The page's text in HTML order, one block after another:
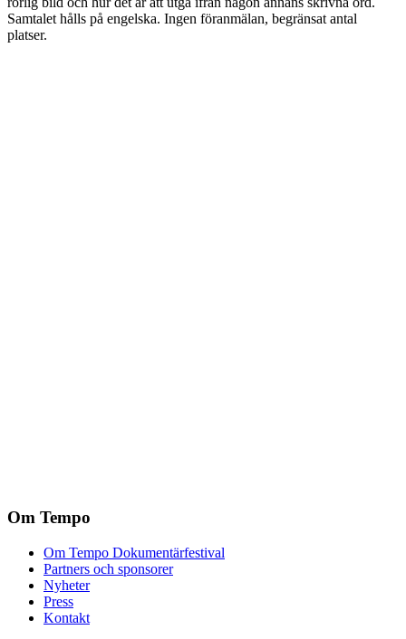
Samtalet hålls på engelska. Ingen föranmälan, begränsat antal
platser.
Om Tempo
Om Tempo Dokumentärfestival
Partners och sponsorer
Nyheter
Press
Kontakt